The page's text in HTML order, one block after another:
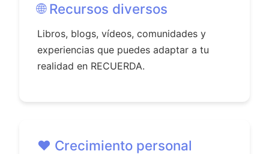
🌐 Recursos diversos
Libros, blogs, vídeos, comunidades y
experiencias que puedes adaptar a tu
realidad en RECUERDA.
❤️ Crecimiento personal